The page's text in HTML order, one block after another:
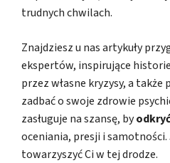
trudnych chwilach.
Znajdziesz u nas artykuły
ekspertów, inspirujące
przez własne kryzysy, a
zadbać o swoje zdrowie
zasługuje na szansę, by
oceniania, presji i
towarzyszyć Ci w tej drodze.